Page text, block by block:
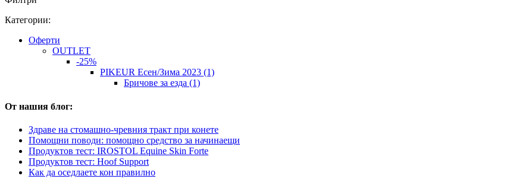
Категории:
Оферти
OUTLET
-25%
PIKEUR Есен/Зима 2023 (1)
Бричове за езда (1)
От нашия блог:
Здраве на стомашно-чревния тракт при конете
Помощни поводи: помощно средство за начинаещи
Продуктов тест: IROSTOL Equine Skin Forte
Продуктов тест: Hoof Support
Как да оседлаете кон правилно